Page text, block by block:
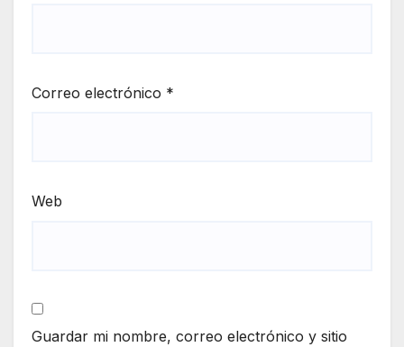
Correo electrónico *
Web
Guardar mi nombre, correo electrónico y sitio